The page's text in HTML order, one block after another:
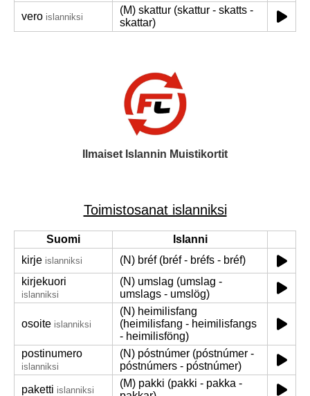
vero islanniksi
(M) skattur (skattur - skatts -
skattar)
Ilmaiset Islannin Muistikortit
Toimistosanat islanniksi
Suomi
Islanni
kirje islanniksi
(N) bréf (bréf - bréfs - bréf)
kirjekuori
islanniksi
(N) umslag (umslag -
umslags - umslög)
osoite islanniksi
(N) heimilisfang
(heimilisfang - heimilisfangs
- heimilisföng)
postinumero
islanniksi
(N) póstnúmer (póstnúmer -
póstnúmers - póstnúmer)
paketti islanniksi
(M) pakki (pakki - pakka -